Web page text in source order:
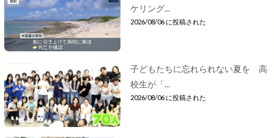
ケリング...
2026/08/06 に投稿された
子どもたちに忘れられない夏を 高
校生が「...
2026/08/06 に投稿された